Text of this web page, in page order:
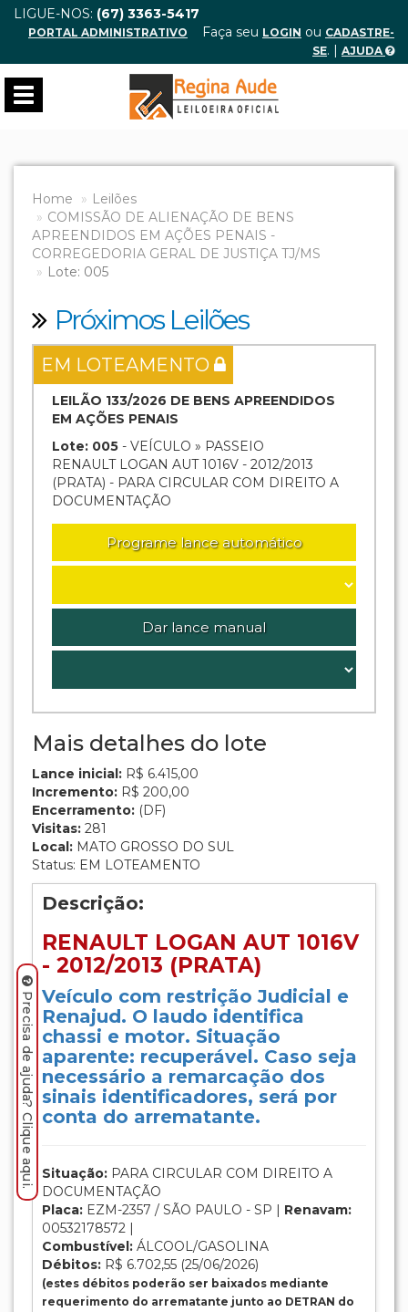
LIGUE-NOS: (67) 3363-5417
PORTAL ADMINISTRATIVO Faça seu LOGIN ou CADASTRE-
SE. | AJUDA
Toggle
navigation
Home
Leilões
COMISSÃO DE ALIENAÇÃO DE BENS
APREENDIDOS EM AÇÕES PENAIS -
CORREGEDORIA GERAL DE JUSTIÇA TJ/MS
Lote: 005
Próximos Leilões
EM LOTEAMENTO
LEILÃO 133/2026 DE BENS APREENDIDOS
EM AÇÕES PENAIS
Lote: 005 - VEÍCULO » PASSEIO
RENAULT LOGAN AUT 1016V - 2012/2013
(PRATA) - PARA CIRCULAR COM DIREITO A
DOCUMENTAÇÃO
Programe lance automático
Dar lance manual
Mais detalhes do lote
Lance inicial: R$ 6.415,00
Incremento: R$ 200,00
Encerramento: (DF)
Visitas: 281
Local: MATO GROSSO DO SUL
Status: EM LOTEAMENTO
Descrição:
RENAULT LOGAN AUT 1016V
- 2012/2013 (PRATA)
Veículo com restrição Judicial e
Renajud. O laudo identifica
chassi e motor. Situação
aparente: recuperável. Caso seja
necessário a remarcação dos
sinais identificadores, será por
conta do arrematante.
Situação: PARA CIRCULAR COM DIREITO A
DOCUMENTAÇÃO
Placa: EZM-2357 / SÃO PAULO - SP | Renavam:
00532178572 |
Combustível: ÁLCOOL/GASOLINA
Débitos: R$ 6.702,55 (25/06/2026)
(estes débitos poderão ser baixados mediante
requerimento do arrematante junto ao DETRAN do
Precisa de ajuda? Clique aqui.